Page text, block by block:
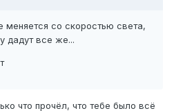
меняется со скоростью света,
дадут все же...
что прочёл, что тебе было всё